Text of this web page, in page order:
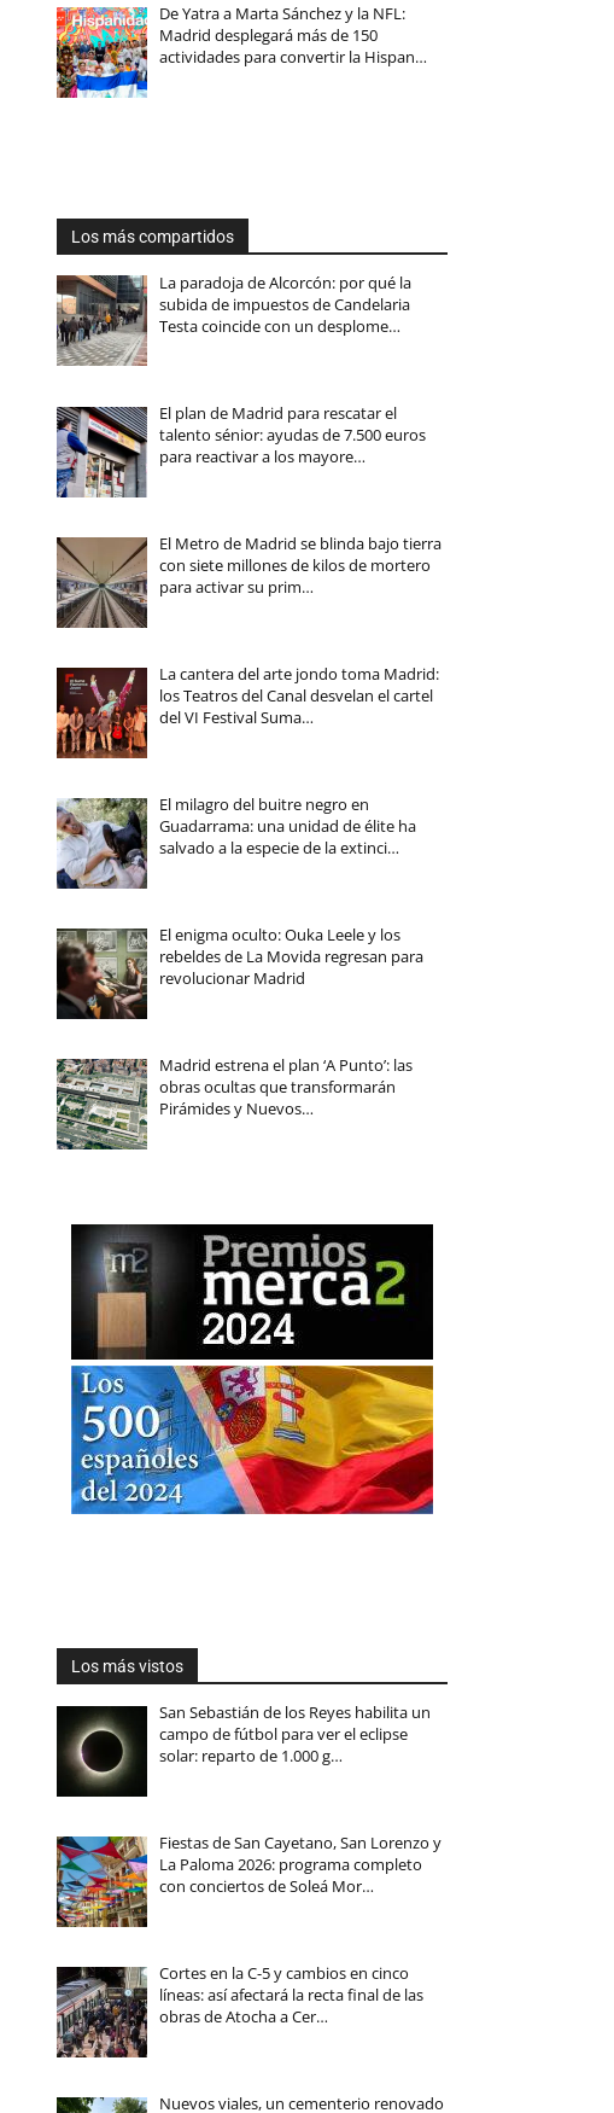
De Yatra a Marta Sánchez y la NFL:
Madrid desplegará más de 150
actividades para convertir la Hispan…
Los más compartidos
La paradoja de Alcorcón: por qué la
subida de impuestos de Candelaria
Testa coincide con un desplome…
El plan de Madrid para rescatar el
talento sénior: ayudas de 7.500 euros
para reactivar a los mayore…
El Metro de Madrid se blinda bajo tierra
con siete millones de kilos de mortero
para activar su prim…
La cantera del arte jondo toma Madrid:
los Teatros del Canal desvelan el cartel
del VI Festival Suma…
El milagro del buitre negro en
Guadarrama: una unidad de élite ha
salvado a la especie de la extinci…
El enigma oculto: Ouka Leele y los
rebeldes de La Movida regresan para
revolucionar Madrid
Madrid estrena el plan ‘A Punto’: las
obras ocultas que transformarán
Pirámides y Nuevos…
Los más vistos
San Sebastián de los Reyes habilita un
campo de fútbol para ver el eclipse
solar: reparto de 1.000 g…
Fiestas de San Cayetano, San Lorenzo y
La Paloma 2026: programa completo
con conciertos de Soleá Mor…
Cortes en la C-5 y cambios en cinco
líneas: así afectará la recta final de las
obras de Atocha a Cer…
Nuevos viales, un cementerio renovado